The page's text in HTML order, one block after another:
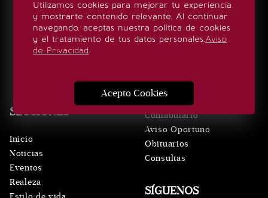
Utilizamos cookies para mejorar tu experiencia
y mostrarte contenido relevante. Al continuar
navegando, aceptas nuestra política de cookies
y el tratamiento de tus datos personales.Aviso
de Privacidad.
Acepto Cookies
SECCIONES
Inicio
Noticias
Eventos
Realeza
VERTICALES
De10.mx
Confabulario
Aviso Oportuno
Obituarios
Consultas
El Universal
Edomex
SÍGUENOS